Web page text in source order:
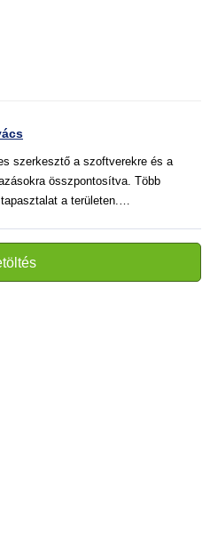
szerkesztő a szoftverekre és a
összpontosítva. Több
a területen.
szövegek alkotója, amelyek
a modern technológia jobb
és használatában.